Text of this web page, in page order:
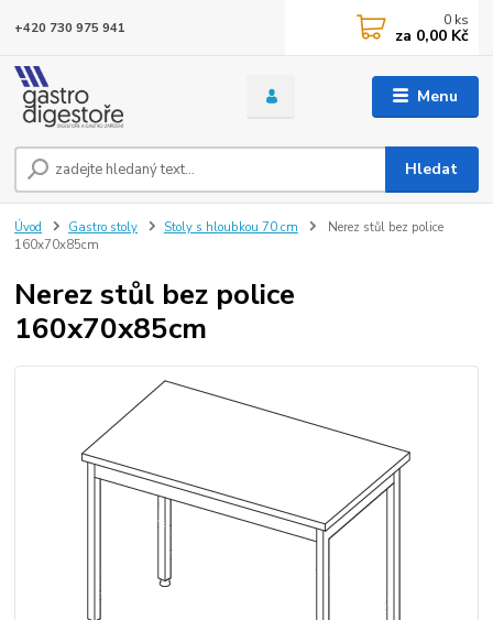
Menu
Hledat
+420 730 975 941 0 ks
za 0,00 Kč
Úvod Gastro stoly Stoly s hloubkou 70 cm
Nerez stůl bez police
160x70x85cm
Nerez stůl bez police
160x70x85cm